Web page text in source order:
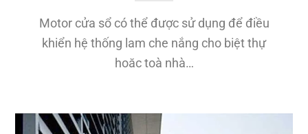
Motor cửa sổ có thể được sử dụng để điều
khiển hệ thống lam che nắng cho biệt thự
hoăc toà nhà…